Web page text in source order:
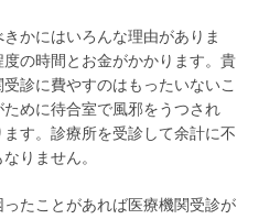
かにはいろんな理由がありま
の時間とお金がかかります。貴
診に費やすのはもったいないこ
めに待合室で風邪をうつされ
す。診療所を受診して余計に不
りません。
たことがあれば医療機関受診が